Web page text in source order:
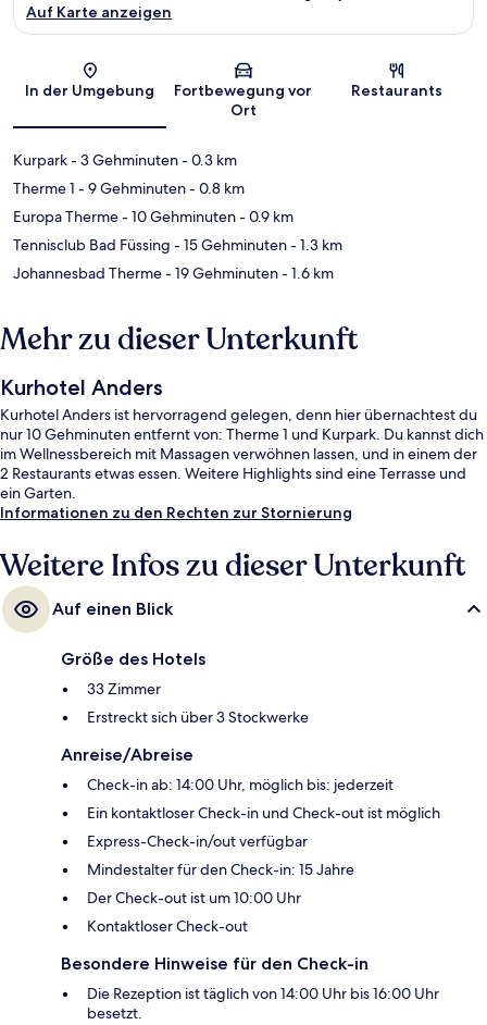
Karte
Auf Karte anzeigen
In der Umgebung
Fortbewegung vor
Ort
Restaurants
Kurpark- 3 Gehminuten- 0.3 km
Therme 1 - 9 Gehminuten- 0.8 km
Europa Therme- 10 Gehminuten- 0.9 km
Tennisclub Bad Füssing - 15 Gehminuten- 1.3 km
Johannesbad Therme- 19 Gehminuten- 1.6 km
Mehr zu dieser Unterkunft
Kurhotel Anders
Kurhotel Anders ist hervorragend gelegen, denn hier übernachtest du
nur 10 Gehminuten entfernt von: Therme 1 und Kurpark. Du kannst dich
im Wellnessbereich mit Massagen verwöhnen lassen, und in einem der
2 Restaurants etwas essen. Weitere Highlights sind eine Terrasse und
ein Garten.
Informationen zu den Rechten zur Stornierung
Weitere Infos zu dieser Unterkunft
Auf einen Blick
Größe des Hotels
33 Zimmer
Erstreckt sich über 3 Stockwerke
Anreise/Abreise
Check-in ab: 14:00 Uhr, möglich bis: jederzeit
Ein kontaktloser Check-in und Check-out ist möglich
Express-Check-in/out verfügbar
Mindestalter für den Check-in: 15 Jahre
Der Check-out ist um 10:00 Uhr
Kontaktloser Check-out
Besondere Hinweise für den Check-in
Die Rezeption ist täglich von 14:00 Uhr bis 16:00 Uhr
besetzt.